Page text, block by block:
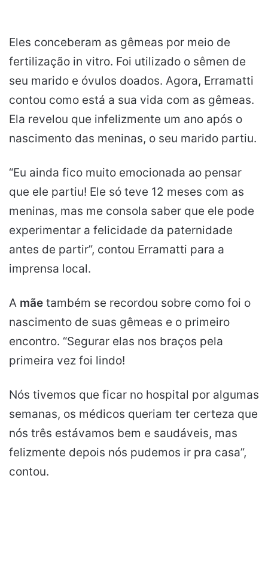
Eles conceberam as gêmeas por meio de
fertilização in vitro. Foi utilizado o sêmen de
seu marido e óvulos doados. Agora, Erramatti
contou como está a sua vida com as gêmeas.
Ela revelou que infelizmente um ano após o
nascimento das meninas, o seu marido partiu.
“Eu ainda fico muito emocionada ao pensar
que ele partiu! Ele só teve 12 meses com as
meninas, mas me consola saber que ele pode
experimentar a felicidade da paternidade
antes de partir”, contou Erramatti para a
imprensa local.
A mãe também se recordou sobre como foi o
nascimento de suas gêmeas e o primeiro
encontro. “Segurar elas nos braços pela
primeira vez foi lindo!
Nós tivemos que ficar no hospital por algumas
semanas, os médicos queriam ter certeza que
nós três estávamos bem e saudáveis, mas
felizmente depois nós pudemos ir pra casa”,
contou.